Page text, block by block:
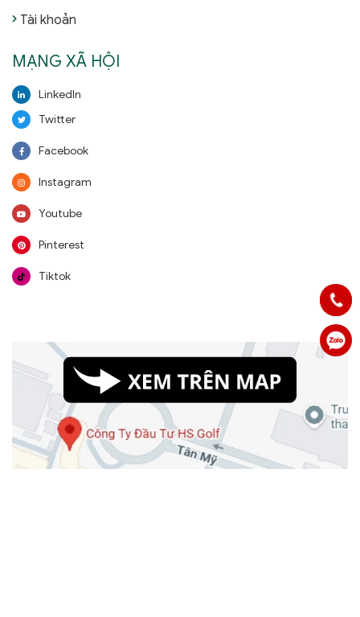
Tài khoản
MẠNG XÃ HỘI
LinkedIn
Twitter
Facebook
Instagram
Youtube
Pinterest
Tiktok